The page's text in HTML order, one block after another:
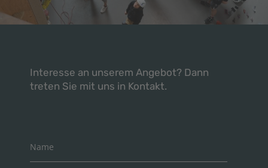
Interesse an unserem Angebot? Dann
treten Sie mit uns in Kontakt.